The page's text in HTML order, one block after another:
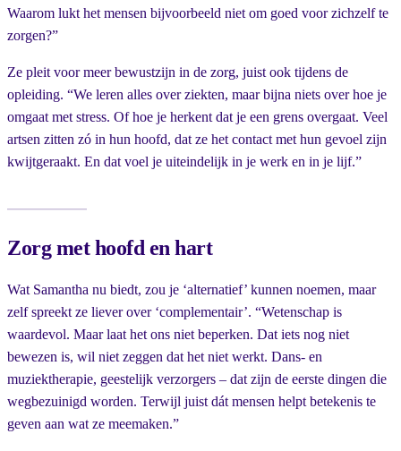
Waarom lukt het mensen bijvoorbeeld niet om goed voor zichzelf te
zorgen?”
Ze pleit voor meer bewustzijn in de zorg, juist ook tijdens de
opleiding. “We leren alles over ziekten, maar bijna niets over hoe je
omgaat met stress. Of hoe je herkent dat je een grens overgaat. Veel
artsen zitten zó in hun hoofd, dat ze het contact met hun gevoel zijn
kwijtgeraakt. En dat voel je uiteindelijk in je werk en in je lijf.”
Zorg met hoofd en hart
Wat Samantha nu biedt, zou je ‘alternatief’ kunnen noemen, maar
zelf spreekt ze liever over ‘complementair’. “Wetenschap is
waardevol. Maar laat het ons niet beperken. Dat iets nog niet
bewezen is, wil niet zeggen dat het niet werkt. Dans- en
muziektherapie, geestelijk verzorgers – dat zijn de eerste dingen die
wegbezuinigd worden. Terwijl juist dát mensen helpt betekenis te
geven aan wat ze meemaken.”